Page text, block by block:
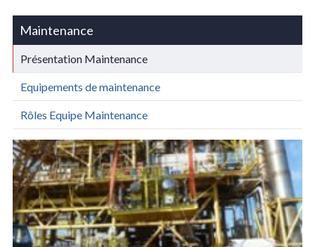
Maintenance
Présentation Maintenance
Equipements de maintenance
Rôles Equipe Maintenance